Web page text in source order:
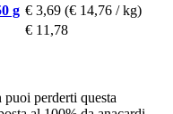
g € 3,69 (€ 14,76 / kg)
€ 11,78
perderti questa